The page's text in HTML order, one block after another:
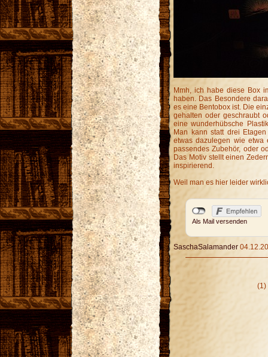
Mmh, ich habe diese Box
haben. Das Besondere
es eine Bentobox ist. Die
gehalten oder geschraubt
eine wunderhübsche
Man kann statt drei
etwas dazulegen wie
passendes Zubehör, oder
Das Motiv stellt einen
inspirierend.
Weil man es hier leider
Als Mail versenden
SaschaSalamander
(1)